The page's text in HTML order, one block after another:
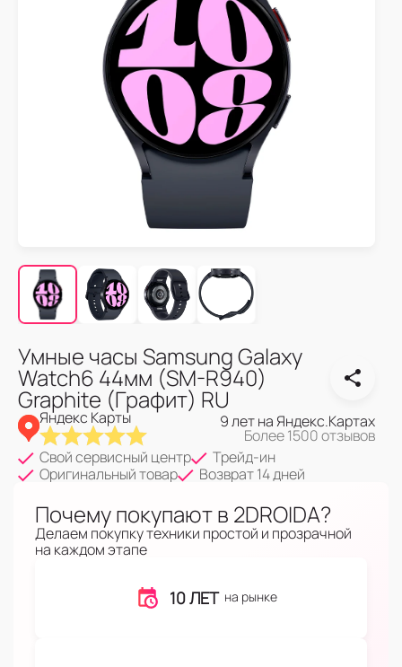
Умные часы Samsung Galaxy
Watch6 44мм (SM-R940)
Graphite (Графит) RU
Яндекс Карты 9 лет на Яндекс.Картах
Более 1500 отзывов
Свой сервисный центр
Трейд-ин
Оригинальный товар
Возврат 14 дней
Почему покупают в 2DROIDA?
Делаем покупку техники простой и прозрачной
на каждом этапе
10 ЛЕТ на рынке